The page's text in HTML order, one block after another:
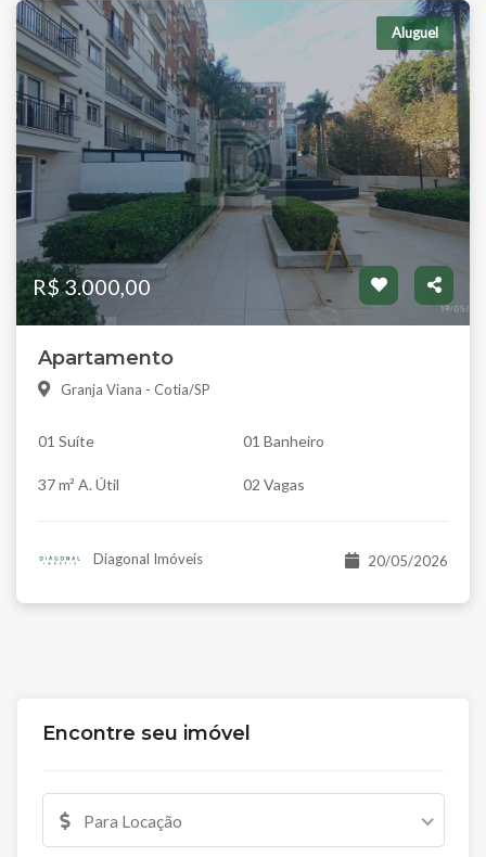
Encontre seu imóvel
Para Locação
Aluguel
R$ 3.000,00
Apartamento
Granja Viana - Cotia/SP
01 Suíte 01 Banheiro
37 m² A. Útil 02 Vagas
Diagonal Imóveis 20/05/2026